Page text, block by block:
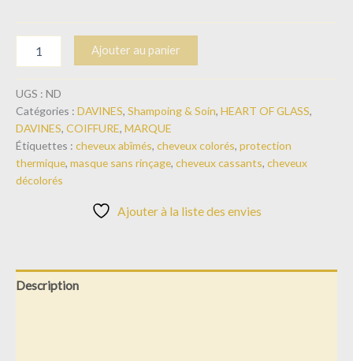
Ajouter au panier
UGS : ND
Catégories : DAVINES, Shampoing & Soin, HEART OF GLASS,
DAVINES, COIFFURE, MARQUE
Étiquettes : cheveux abîmés, cheveux colorés, protection
thermique, masque sans rinçage, cheveux cassants, cheveux
décolorés
Ajouter à la liste des envies
Description